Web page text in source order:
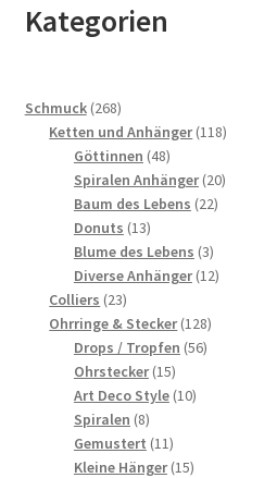
Kategorien
Schmuck 268268
Produkte
Ketten und Anhänger 118118
Göttinnen 4848
Produkte
Spiralen Anhänger 2020
Baum des Lebens 2222
Donuts 1313
Produkte
Blume des Lebens 33
Produkte
Diverse Anhänger 1212
Colliers 2323
Produkte
Ohrringe & Stecker 128128
Drops / Tropfen 5656
Ohrstecker 1515
Produkte
Art Deco Style 1010
Spiralen 88
Produkte
Gemustert 1111
Produkte
Kleine Hänger 1515